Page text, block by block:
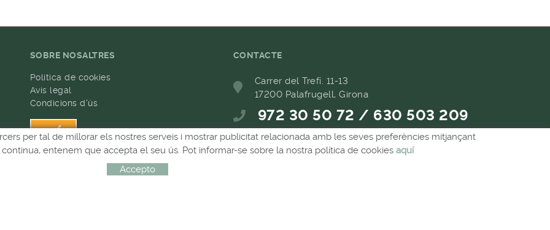
SOBRE NOSALTRES
Política de cookies
Avís legal
Condicions d'ús
CONTACTE
Carrer del Trefí. 11-13
17200 Palafrugell, Girona
972 30 50 72 / 630 503 209
689 657 489
per tal de millorar els nostres serveis i mostrar publicitat relacionada amb les seves preferències mitjançant
entenem que accepta el seu ús. Pot informar-se sobre la nostra política de cookies aquí
Accepto